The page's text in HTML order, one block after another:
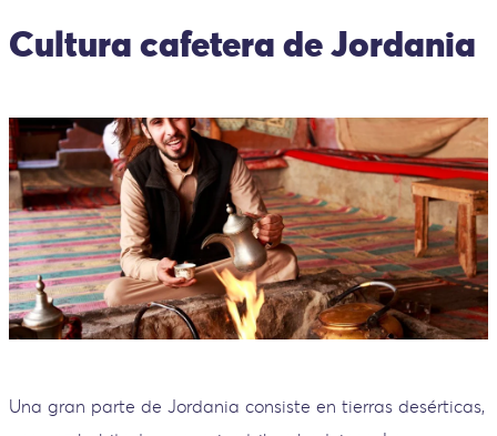
Cultura cafetera de Jordania
Una gran parte de Jordania consiste en tierras desérticas,